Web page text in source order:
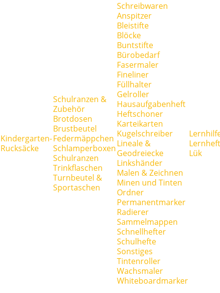
Kindergarten-
Rucksäcke
Schulranzen &
Zubehör
Brotdosen
Brustbeutel
Federmäppchen
Schlamperboxen
Schulranzen
Trinkflaschen
Turnbeutel &
Sportaschen
Schreibwaren
Anspitzer
Bleistifte
Blöcke
Buntstifte
Bürobedarf
Fasermaler
Fineliner
Füllhalter
Gelroller
Hausaufgabenheft
Heftschoner
Karteikarten
Kugelschreiber
Lineale &
Geodreiecke
Linkshänder
Malen & Zeichnen
Minen und Tinten
Ordner
Permanentmarker
Radierer
Sammelmappen
Schnellhefter
Schulhefte
Sonstiges
Tintenroller
Wachsmaler
Whiteboardmarker
Lük